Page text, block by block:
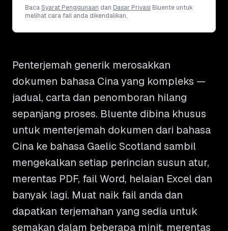
BacaSyarat Penggunaan dan Dasar Privasi Bluente untuk
melihat cara fail anda dikendalikan.
Penterjemah generik merosakkan
dokumen bahasa Cina yang kompleks —
jadual, carta dan penomboran hilang
sepanjang proses. Bluente dibina khusus
untuk menterjemah dokumen dari bahasa
Cina ke bahasa Gaelic Scotland sambil
mengekalkan setiap perincian susun atur,
merentas PDF, fail Word, helaian Excel dan
banyak lagi. Muat naik fail anda dan
dapatkan terjemahan yang sedia untuk
semakan dalam beberapa minit, merentas